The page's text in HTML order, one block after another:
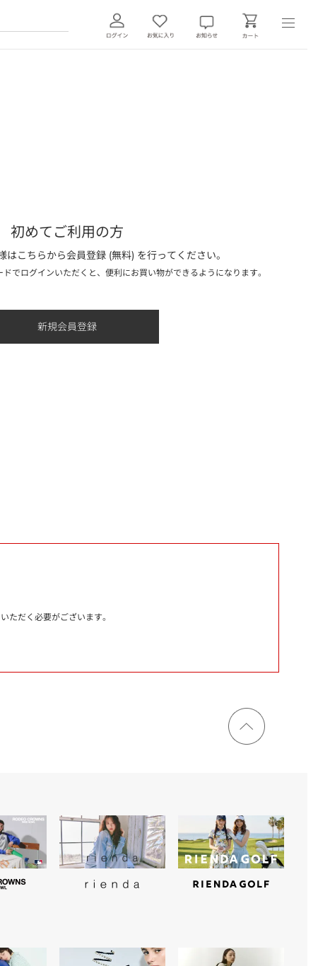
初めてご利用の方
はこちらから会員登録 (無料) を行ってください。
でログインいただくと、便利にお買い物ができるようになります。
ただく必要がございます。
ページ
トップ